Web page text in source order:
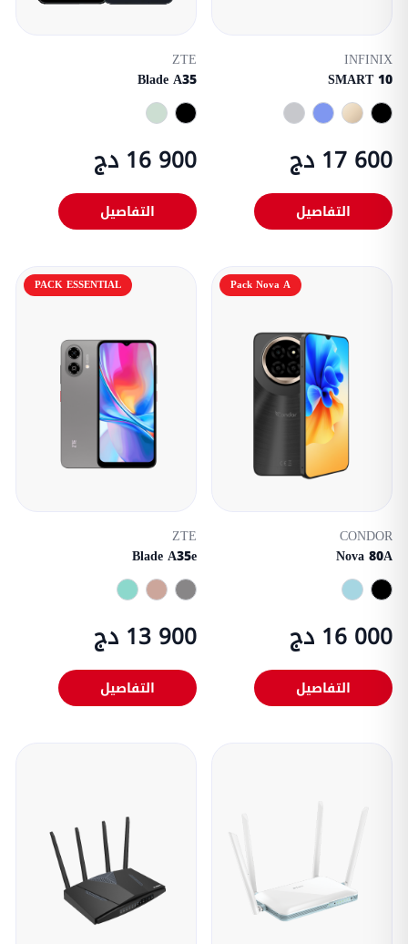
INFINIX
SMART 10
17 600 دج
التفاصيل
ZTE
Blade A35
16 900 دج
التفاصيل
Pack Nova A
CONDOR
Nova 80A
16 000 دج
التفاصيل
PACK ESSENTIAL
ZTE
Blade A35e
13 900 دج
التفاصيل